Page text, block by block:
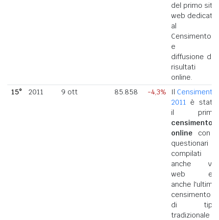
del primo sito
web dedicato
al
Censimento
e la
diffusione dei
risultati
online.
15°
2011 9 ott 85.858 -4,3% Il Censimento
2011 è stato
il primo
censimento
online con i
questionari
compilati
anche via
web ed
anche l'ultimo
censimento
di tipo
tradizionale